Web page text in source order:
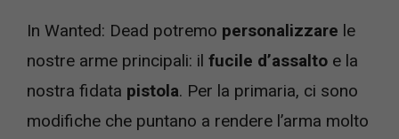
In Wanted: Dead potremo personalizzare le
nostre arme principali: il fucile d’assalto e la
nostra fidata pistola. Per la primaria, ci sono
modifiche che puntano a rendere l’arma molto